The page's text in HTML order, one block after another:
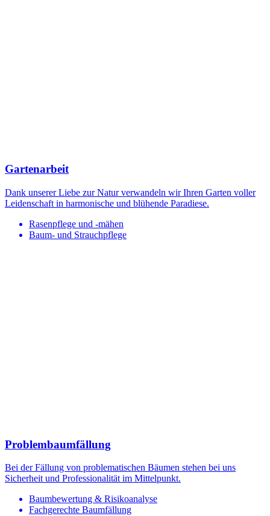
Gartenarbeit
Dank unserer Liebe zur Natur verwandeln wir Ihren Garten voller
Leidenschaft in harmonische und blühende Paradiese.
Rasenpflege und -mähen
Baum- und Strauchpflege
Problembaumfällung
Bei der Fällung von problematischen Bäumen stehen bei uns
Sicherheit und Professionalität im Mittelpunkt.
Baumbewertung & Risikoanalyse
Fachgerechte Baumfällung